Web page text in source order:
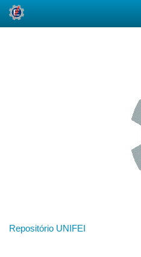
Repositório UNIFEI